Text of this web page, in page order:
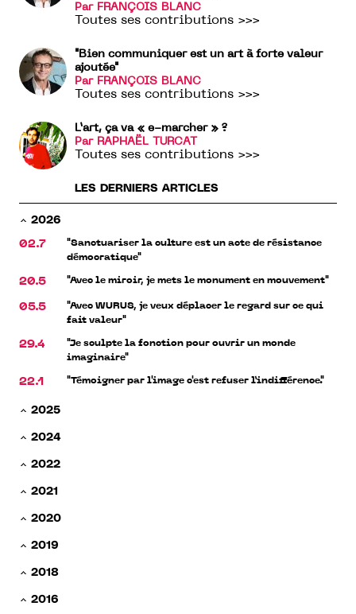
Par FRANÇOIS BLANC
Toutes ses contributions >>>
"Bien communiquer est un art à forte valeur
ajoutée"
Par FRANÇOIS BLANC
Toutes ses contributions >>>
L’art, ça va « e-marcher » ?
Par RAPHAËL TURCAT
Toutes ses contributions >>>
LES DERNIERS ARTICLES
2026
02.7
"Sanctuariser la culture est un acte de résistance
démocratique"
20.5 "Avec le miroir, je mets le monument en mouvement"
05.5
"Avec WURUS, je veux déplacer le regard sur ce qui
fait valeur"
29.4
"Je sculpte la fonction pour ouvrir un monde
imaginaire"
22.1 "Témoigner par l'image c'est refuser l’indifférence."
2025
2024
2022
2021
2020
2019
2018
2016